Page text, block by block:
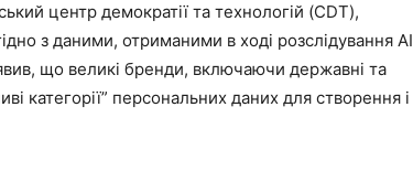
центр демократії та технологій (CDT),
з даними, отриманими в ході розслідування AI
що великі бренди, включаючи державні та
категорії” персональних даних для створення і